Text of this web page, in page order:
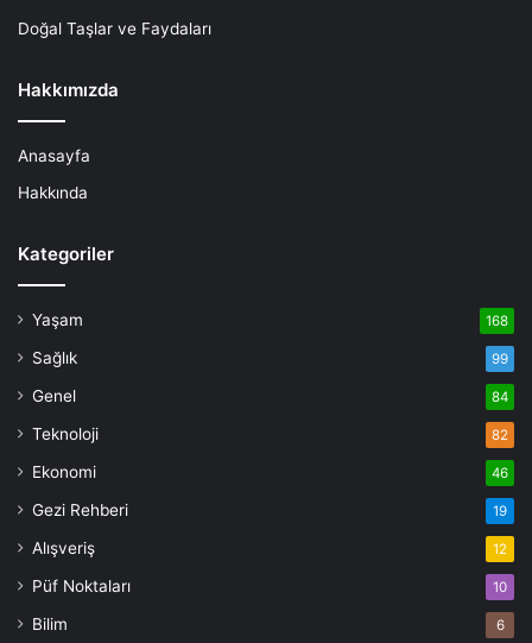
Doğal Taşlar ve Faydaları
Hakkımızda
Anasayfa
Hakkında
Kategoriler
Yaşam 168
Sağlık 99
Genel 84
Teknoloji 82
Ekonomi 46
Gezi Rehberi 19
Alışveriş 12
Püf Noktaları 10
Bilim 6